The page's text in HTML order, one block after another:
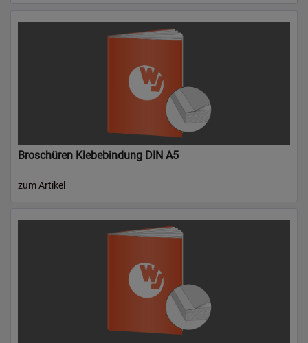
Broschüren Klebebindung DIN A5
zum Artikel